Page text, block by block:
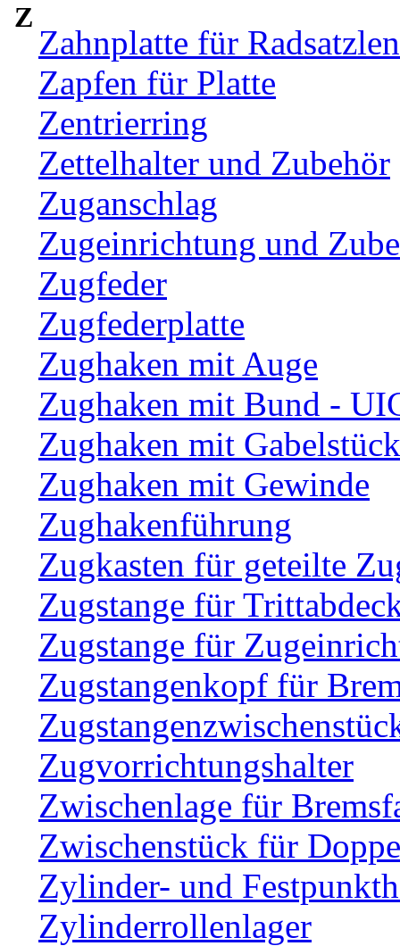
Z
Zahnplatte für
Zapfen für Platte
Zentrierring
Zettelhalter und Zubehör
Zuganschlag
Zugeinrichtung und
Zugfeder
Zugfederplatte
Zughaken mit Auge
Zughaken mit Bund -
Zughaken mit Gabelstück
Zughaken mit Gewinde
Zughakenführung
Zugkasten für geteilte
Zugstange für
Zugstange für
Zugstangenkopf für
Zugvorrichtungshalter
Zwischenlage für
Zwischenstück für
Zylinder- und
Zylinderrollenlager